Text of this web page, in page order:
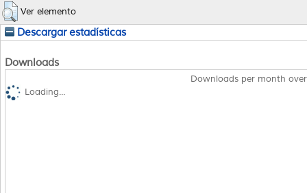
Ver elemento
Descargar estadísticas
Downloads
Downloads per month
Loading...